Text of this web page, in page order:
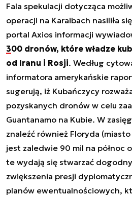
Fala spekulacji dotycząca
operacji na Karaibach nasiliła
portal Axios informacji
300 dronów, które władze
od Iranu i Rosji. Według
informatora amerykańskie
sugerują, iż Kubańczycy
pozyskanych dronów w celu
Guantanamo na Kubie. W
znaleźć również Floryda
jest zaledwie 90 mil na północ
te wydają się stwarzać
zwiększenia presji
planów ewentualnościowych,